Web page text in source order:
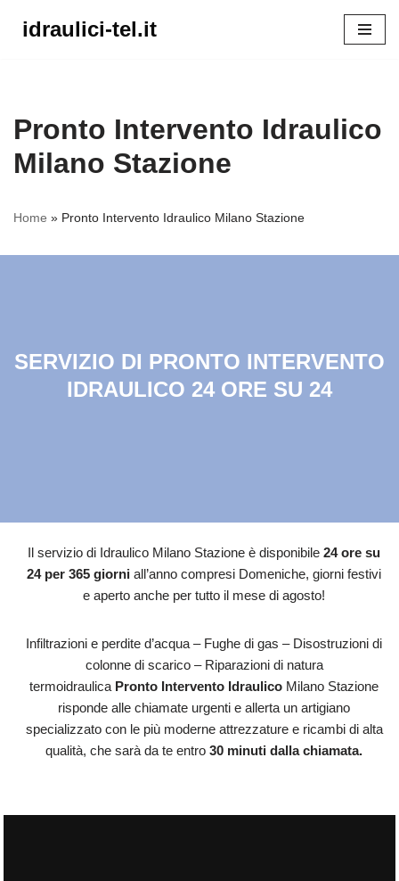
idraulici-tel.it
Home » Pronto Intervento Idraulico Milano Stazione
Pronto Intervento Idraulico
Milano Stazione
SERVIZIO DI PRONTO INTERVENTO
IDRAULICO 24 ORE SU 24
Il servizio di Idraulico Milano Stazione è disponibile 24 ore su
24 per 365 giorni all’anno compresi Domeniche, giorni festivi
e aperto anche per tutto il mese di agosto!
Infiltrazioni e perdite d’acqua – Fughe di gas – Disostruzioni di
colonne di scarico – Riparazioni di natura
termoidraulica Pronto Intervento Idraulico Milano Stazione
risponde alle chiamate urgenti e allerta un artigiano
specializzato con le più moderne attrezzature e ricambi di alta
qualità, che sarà da te entro 30 minuti dalla chiamata.